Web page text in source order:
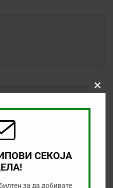
in this browser for the next
СЕКОЈА
за да добивате